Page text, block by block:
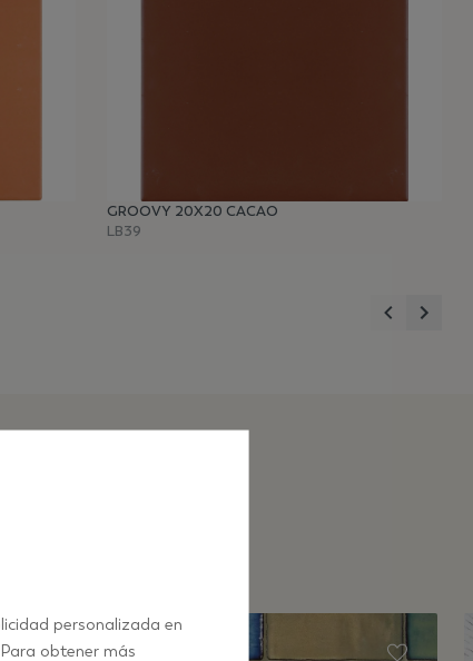
GROOVY 20X20 CACAO
LB39
Anterior
personalizada en
obtener más